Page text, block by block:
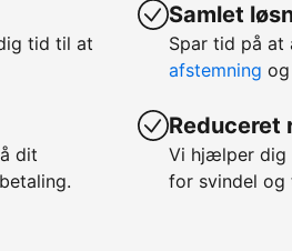
tid til at
dit
Samlet
Spar tid på at
afstemning og
Reduceret
Vi hjælper dig
for svindel og